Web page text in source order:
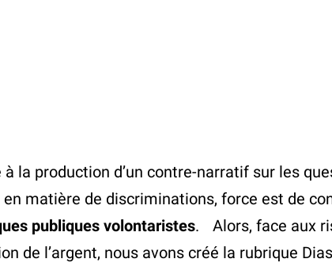
à la production d’un contre-narratif sur les
matière de discriminations, force est de
publiques volontaristes. Alors, face aux
de l’argent, nous avons créé la rubrique